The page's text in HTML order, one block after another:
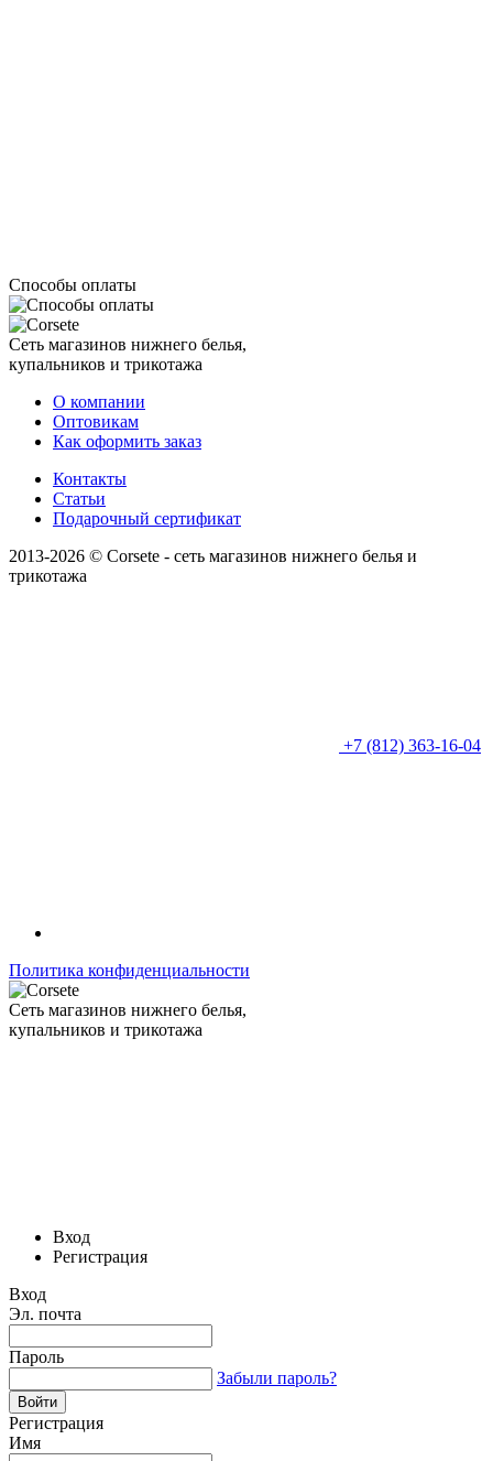
Способы оплаты
Сеть магазинов нижнего белья,
купальников и трикотажа
О компании
Оптовикам
Как оформить заказ
Контакты
Статьи
Подарочный сертификат
2013-2026 © Corsete - сеть магазинов нижнего белья и
трикотажа
+7 (812) 363-16-04
Политика конфиденциальности
Сеть магазинов нижнего белья,
купальников и трикотажа
Вход
Регистрация
Вход
Эл. почта
Пароль
Забыли пароль?
Регистрация
Имя